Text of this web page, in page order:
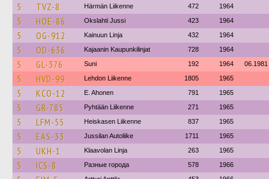
5 TVZ-8 Härmän Liikenne 472 1964
5 HOE-86 Okslahti Jussi 423 1964
5 OG-912 Kainuun Linja 432 1964
5 OD-636 Kajaanin Kaupunkilinjat 728 1964
5 GL-376 Suni 192 1964 06.1981
5 HVD-99 Lehdon Liikenne 1805 1965
5 KCO-12 E. Ahonen 791 1965
5 GR-785 Pyhtään Liikenne 271 1965
5 LFM-55 Heiskasen Liikenne 837 1965
5 EAS-33 Jussilan Autoliike 1711 1965
5 UKH-1 Klaavolan Linja 263 1965
5 ICS-8 Разные города 578 1966